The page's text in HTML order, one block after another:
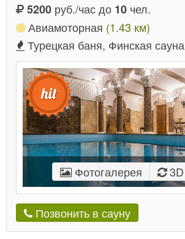
5200 руб./час до 10 чел.
Авиамоторная (1.43 км)
Турецкая баня, Финская сауна
Фотогалерея 3D
Позвонить в сауну